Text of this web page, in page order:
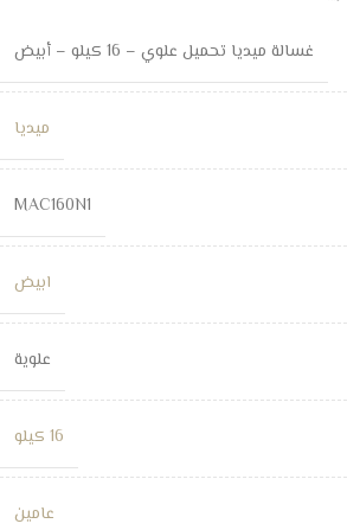
غسالة ميديا تحميل علوي – 16 كيلو – أبيض
ميديا
MAC160N1
ابيض
علوية
16 كيلو
عامين